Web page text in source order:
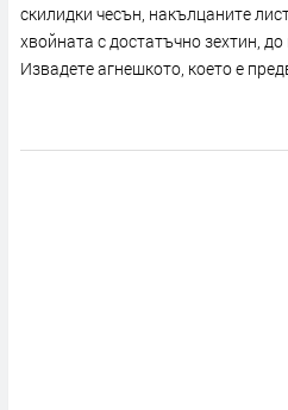
скилидки чесън, накълцаните
хвойната с достатъчно зехтин,
Извадете агнешкото, което е